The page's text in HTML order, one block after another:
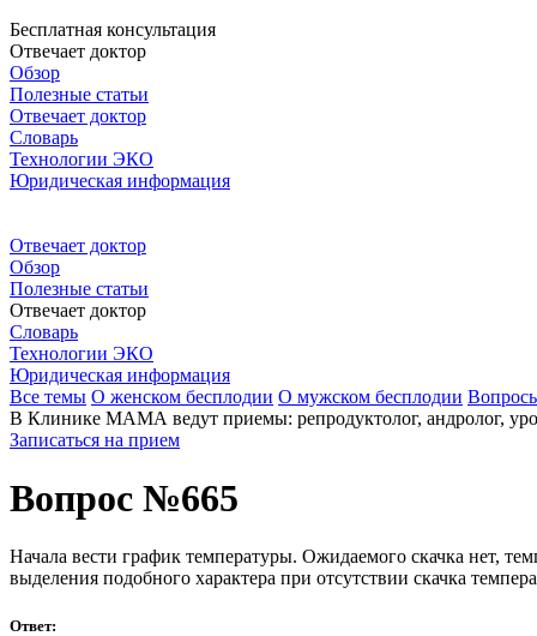
Бесплатная консультация
Отвечает доктор
Обзор
Полезные статьи
Отвечает доктор
Словарь
Технологии ЭКО
Юридическая информация
Отвечает доктор
Обзор
Полезные статьи
Отвечает доктор
Словарь
Технологии ЭКО
Юридическая информация
Все темы О женском бесплодии О мужском бесплодии
В Клинике МАМА ведут приемы: репродуктолог, андролог,
Записаться на прием
Вопрос №665
Начала вести график температуры. Ожидаемого скачка нет,
выделения подобного характера при отсутствии скачка
Ответ: